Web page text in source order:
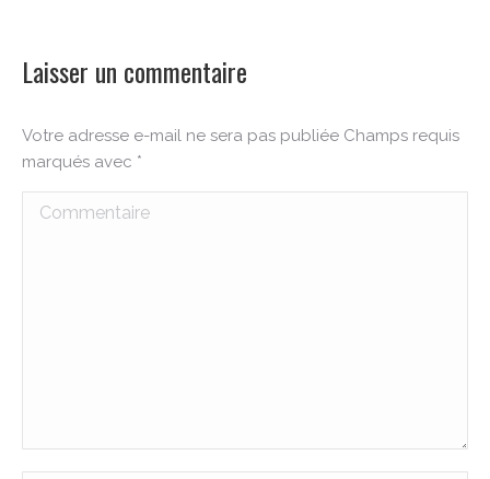
Laisser un commentaire
Votre adresse e-mail ne sera pas publiée Champs requis
marqués avec *
Commentaire